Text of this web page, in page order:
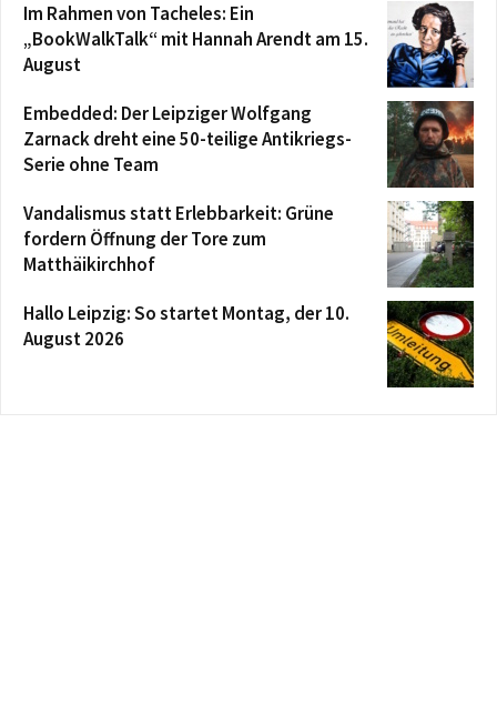
Im Rahmen von Tacheles: Ein
„BookWalkTalk“ mit Hannah Arendt am 15.
August
Embedded: Der Leipziger Wolfgang
Zarnack dreht eine 50-teilige Antikriegs-
Serie ohne Team
Vandalismus statt Erlebbarkeit: Grüne
fordern Öffnung der Tore zum
Matthäikirchhof
Hallo Leipzig: So startet Montag, der 10.
August 2026